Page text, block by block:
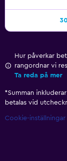
Hur påverkar
rangordnar vi
Ta reda på mer
*Summan
betalas vid
Cookie-inställningar